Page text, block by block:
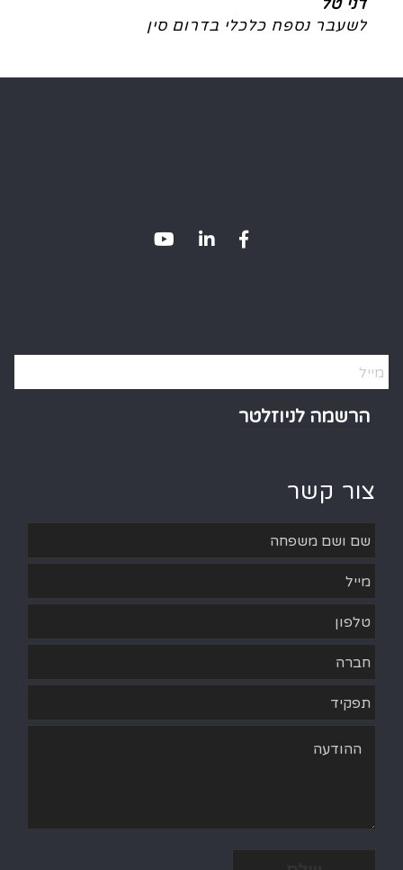
דני טל
לשעבר נספח כלכלי בדרום סין
צור קשר